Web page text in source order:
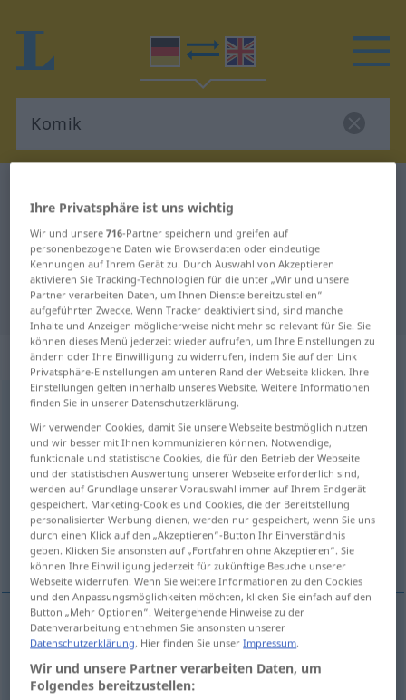
Deutsch-Englisch Übersetzung für
"Komik"
"Komik" Englisch Übersetzung
„Komik“: Femininum
Komik [ˈkoːmɪk]f < Komik;keinpl>
Übersicht aller Übersetzungen
(Für mehr Details die Übersetzung anklicken/antippen)
the comic comic effect
comic element humor, humour
thecomic Komik das Komische
Ihre Privatsphäre ist uns wichtig
Wir und unsere716-Partner speichern und greifen auf
personenbezogene Daten wie Browserdaten oder eindeutige
Kennungen auf Ihrem Gerät zu. Durch Auswahl von Akzeptieren
aktivieren Sie Tracking-Technologien für die unter „Wir und unsere
Partner verarbeiten Daten, um Ihnen Dienste bereitzustellen“
aufgeführten Zwecke. Wenn Tracker deaktiviert sind, sind manche
Inhalte und Anzeigen möglicherweise nicht mehr so relevant für Sie. Sie
können dieses Menü jederzeit wieder aufrufen, um Ihre Einstellungen zu
ändern oder Ihre Einwilligung zu widerrufen, indem Sie auf den Link
Privatsphäre-Einstellungen am unteren Rand der Webseite klicken. Ihre
Einstellungen gelten innerhalb unseres Website. Weitere Informationen
finden Sie in unserer Datenschutzerklärung.
Wir verwenden Cookies, damit Sie unsere Webseite bestmöglich nutzen
und wir besser mit Ihnen kommunizieren können. Notwendige,
funktionale und statistische Cookies, die für den Betrieb der Webseite
und der statistischen Auswertung unserer Webseite erforderlich sind,
werden auf Grundlage unserer Vorauswahl immer auf Ihrem Endgerät
gespeichert. Marketing-Cookies und Cookies, die der Bereitstellung
personalisierter Werbung dienen, werden nur gespeichert, wenn Sie uns
durch einen Klick auf den „Akzeptieren“-Button Ihr Einverständnis
geben. Klicken Sie ansonsten auf „Fortfahren ohne Akzeptieren“. Sie
können Ihre Einwilligung jederzeit für zukünftige Besuche unserer
Webseite widerrufen. Wenn Sie weitere Informationen zu den Cookies
und den Anpassungsmöglichkeiten möchten, klicken Sie einfach auf den
Button „Mehr Optionen“. Weitergehende Hinweise zu der
Datenverarbeitung entnehmen Sie ansonsten unserer
Datenschutzerklärung. Hier finden Sie unserImpressum.
Wir und unsere Partner verarbeiten Daten, um
Folgendes bereitzustellen: